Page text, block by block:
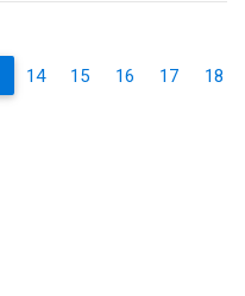
14 15 16 17 18